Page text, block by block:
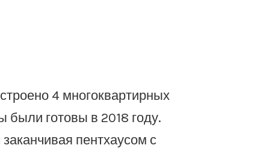
4 многоквартирных
готовы в 2018 году.
пентхаусом с